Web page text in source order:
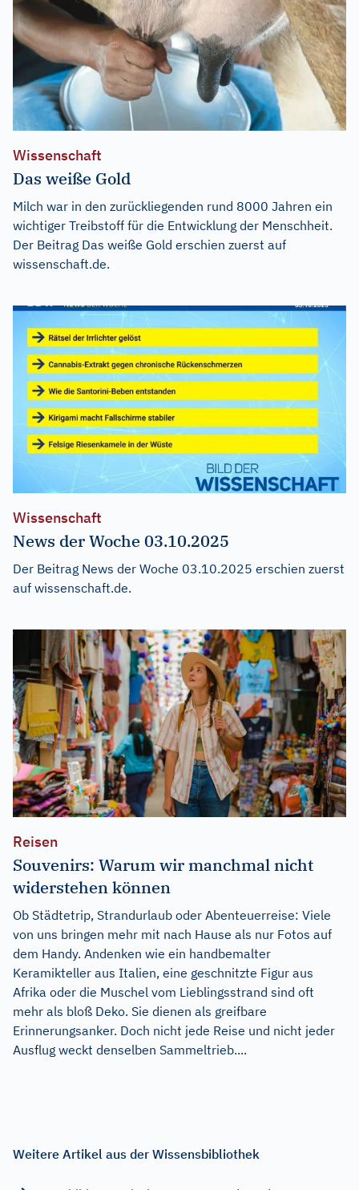
Wissenschaft
Das weiße Gold
Milch war in den zurückliegenden rund 8000 Jahren ein
wichtiger Treibstoff für die Entwicklung der Menschheit.
Der Beitrag Das weiße Gold erschien zuerst auf
wissenschaft.de.
Wissenschaft
News der Woche 03.10.2025
Der Beitrag News der Woche 03.10.2025 erschien zuerst
auf wissenschaft.de.
Reisen
Souvenirs: Warum wir manchmal nicht
widerstehen können
Ob Städtetrip, Strandurlaub oder Abenteuerreise: Viele
von uns bringen mehr mit nach Hause als nur Fotos auf
dem Handy. Andenken wie ein handbemalter
Keramikteller aus Italien, eine geschnitzte Figur aus
Afrika oder die Muschel vom Lieblingsstrand sind oft
mehr als bloß Deko. Sie dienen als greifbare
Erinnerungsanker. Doch nicht jede Reise und nicht jeder
Ausflug weckt denselben Sammeltrieb....
Weitere Artikel aus der Wissensbibliothek